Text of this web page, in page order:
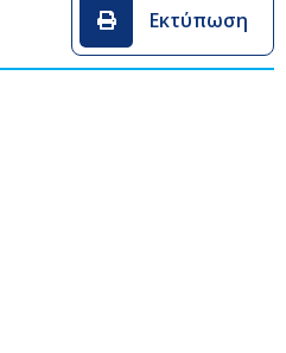
Εκτύπωση